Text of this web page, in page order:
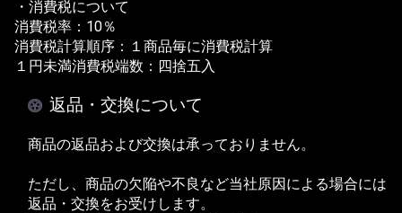
・消費税について
消費税率：10％
消費税計算順序：１商品毎に消費税計算
１円未満消費税端数：四捨五入
返品・交換について
商品の返品および交換は承っておりません。
ただし、商品の欠陥や不良など当社原因による場合には
返品・交換をお受けします。